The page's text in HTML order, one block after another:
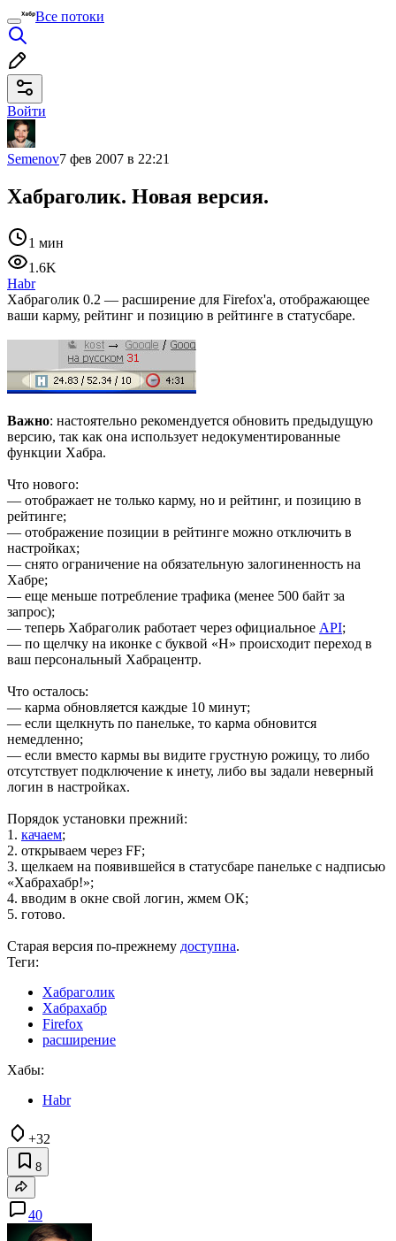
Все потоки
Войти
Semenov7 фев 2007 в 22:21
Хабраголик. Новая версия.
1 мин
1.6K
Habr
Хабраголик 0.2 — расширение для Firefox'а, отображающее
ваши карму, рейтинг и позицию в рейтинге в статусбаре.
Важно: настоятельно рекомендуется обновить предыдущую
версию, так как она использует недокументированные
функции Хабра.
Что нового:
— отображает не только карму, но и рейтинг, и позицию в
рейтинге;
— отображение позиции в рейтинге можно отключить в
настройках;
— снято ограничение на обязательную залогиненность на
Хабре;
— еще меньше потребление трафика (менее 500 байт за
запрос);
— теперь Хабраголик работает через официальное API;
— по щелчку на иконке с буквой «H» происходит переход в
ваш персональный Хабрацентр.
Что осталось:
— карма обновляется каждые 10 минут;
— если щелкнуть по панельке, то карма обновится
немедленно;
— если вместо кармы вы видите грустную рожицу, то либо
отсутствует подключение к инету, либо вы задали неверный
логин в настройках.
Порядок установки прежний:
1. качаем;
2. открываем через FF;
3. щелкаем на появившейся в статусбаре панельке с надписью
«Хабрахабр!»;
4. вводим в окне свой логин, жмем ОК;
5. готово.
Старая версия по-прежнему доступна.
Теги:
Хабраголик
Хабрахабр
Firefox
расширение
Хабы:
Habr
+32
8
40